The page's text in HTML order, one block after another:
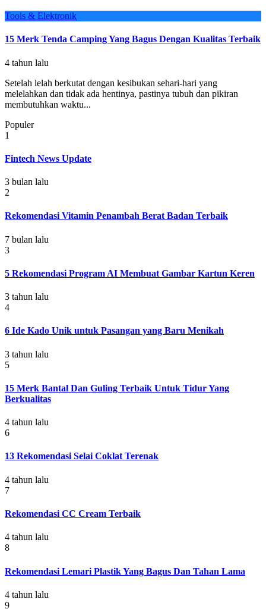
Tools & Elektronik
15 Merk Tenda Camping Yang Bagus Dengan Kualitas Terbaik
4 tahun lalu
Setelah lelah berkutat dengan kesibukan sehari-hari yang
melelahkan dan tidak ada hentinya, pastinya tubuh dan pikiran
membutuhkan waktu...
Populer
1
Fintech News Update
3 bulan lalu
2
Rekomendasi Vitamin Penambah Berat Badan Terbaik
7 bulan lalu
3
5 Rekomendasi Program AI Membuat Gambar Kartun Keren
3 tahun lalu
4
6 Ide Kado Unik untuk Pasangan yang Baru Menikah
3 tahun lalu
5
15 Merk Bantal Dan Guling Terbaik Untuk Tidur Yang
Berkualitas
4 tahun lalu
6
13 Rekomendasi Selai Coklat Terenak
4 tahun lalu
7
Rekomendasi CC Cream Terbaik
4 tahun lalu
8
Rekomendasi Lemari Plastik Yang Bagus Dan Tahan Lama
4 tahun lalu
9